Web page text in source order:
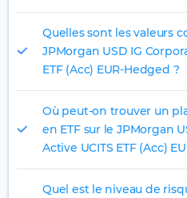
Quelles sont les valeurs
JPMorgan USD IG
ETF (Acc) EUR-Hedged ?
Où peut-on trouver un
en ETF sur le JPMorgan
Active UCITS ETF (Acc)
Quel est le niveau de